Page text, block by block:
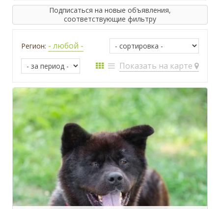
Подписаться на новые объявления,
соответствующие фильтру
Регион: - любой -
Показать на карте